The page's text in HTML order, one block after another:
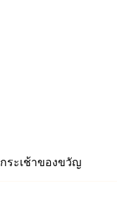
กระเช้าของขวัญ